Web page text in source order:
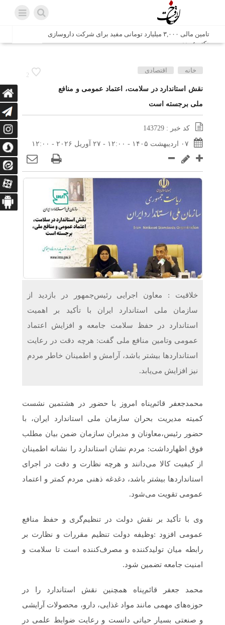
تامین مالی ۳,۰۰۰ میلیارد تومانی مفید برای شرکت داروسازی
دکتر عبیدی
شش وزیر کابینه پاکستان با حضور در سفارت ایران در اسلام
اتابک: ظرفیت های جدید همکاری‌های تجاری ایران و پاکستان با
محوریت بخش خصوصی فعال می‌شود
در مسیر جا‌مانده‌ها، دل‌ها به کربلا رسیده است
وزیر صمت خواستار پیگیری کانتینرهای ایرانی در بندر کراچی
شد / تجارت ۱۰ میلیارد دلاری ایران و پاکستان
هدیه ویژه همراهی اربعین شرکت مخابرات ایران؛ «نگارا»
ارتباط زائران را آسان‌تر می‌کند
زائران اربعین با کد ملی، خط تلفن ثابت رایگان با تلفن همراه
دریافت می‌کنند
غرفه‌های «نگارا» در مرزهای اربعین آماده خدمت‌رسانی به
زائران هستند
2
خانه اقتصادی
نقش استاندارد در سلامت، اعتماد عمومی و منافع
ملی برجسته است
کد خبر : 143729
۰۷ اردیبهشت ۱۴۰۵ - ۱۲:۰۰ - ۲۷ آوریل ۲۰۲۶ - ۱۲:۰۰
خلاقیت : معاون اجرایی رئیس‌جمهور در بازدید از
سازمان ملی استاندارد ایران با تأکید بر اهمیت
استاندارد در حفظ سلامت جامعه و افزایش اعتماد
عمومی وتامین منافع ملی گفت: هرچه دقت در رعایت
استانداردها بیشتر باشد، آرامش و اطمینان خاطر مردم
نیز افزایش می‌یابد.
محمدجعفر قائم‌پناه امروز با حضور در هشتمین نشست
کمیته مدیریت بحران سازمان ملی استاندارد ایران، با
حضور رئیس،معاونان و مدیران سازمان ضمن بیان مطلب
فوق اظهارداشت: مردم نشان استاندارد را نشانه اطمینان
از کیفیت کالا می‌دانند و هرچه نظارت و دقت در اجرای
استانداردها بیشتر باشد، دغدغه ذهنی مردم کمتر و اعتماد
عمومی تقویت می‌شود.
وی با تأکید بر نقش دولت در تنظیم‌گری و حفظ منافع
عمومی افزود :وظیفه دولت تنظیم مقررات و نظارت بر
رابطه میان تولیدکننده و مصرف‌کننده است تا سلامت و
امنیت جامعه تضمین شود.
محمد جعفر قائم‌پناه همچنین نقش استاندارد را در
حوزه‌های مهمی مانند مواد غذایی، دارو، محصولات آرایشی
و صنعتی بسیار حیاتی دانست و رعایت ضوابط علمی در